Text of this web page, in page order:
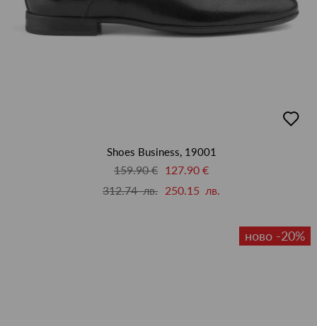
в
Shoes Business, 19001
159.90 € 127.90 €
312.74 лв. 250.15 лв.
ново -20%